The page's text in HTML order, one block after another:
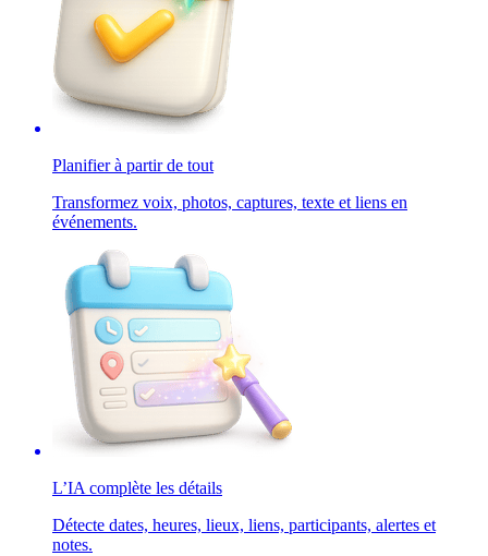
Planifier à partir de tout
Transformez voix, photos, captures, texte et liens en
événements.
L’IA complète les détails
Détecte dates, heures, lieux, liens, participants, alertes et
notes.